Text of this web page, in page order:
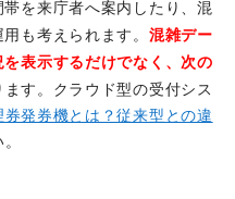
を来庁者へ案内したり、混
も考えられます。 混雑デー
表示するだけでなく、次の
ます。クラウド型の受付シス
券発券機とは？従来型との違